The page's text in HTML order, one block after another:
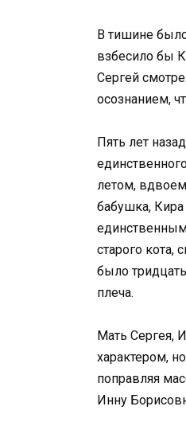
В тишине
взбесило бы
Сергей
осознанием,
Пять лет
летом,
бабушка, Кира
старого кота,
было
плеча.
Мать Сергея,
характером,
поправляя
Инну